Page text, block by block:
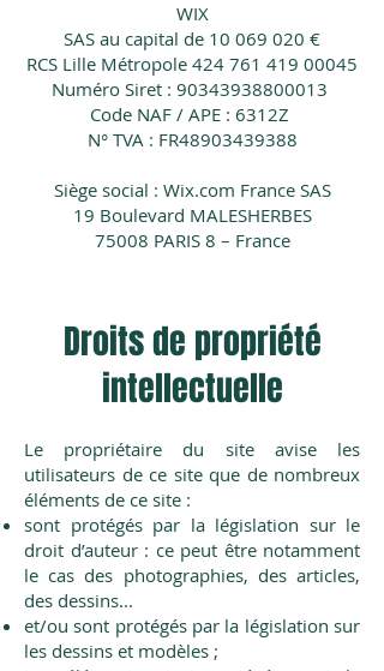
WIX
SAS au capital de 10 069 020 €
RCS Lille Métropole 424 761 419 00045
Numéro Siret : 90343938800013
Code NAF / APE : 6312Z
N° TVA : FR48903439388
Siège social : Wix.com France SAS
19 Boulevard MALESHERBES
75008 PARIS 8 – France
Droits de propriété
intellectuelle
Le propriétaire du site avise les
utilisateurs de ce site que de nombreux
éléments de ce site :
sont protégés par la législation sur le
droit d’auteur : ce peut être notamment
le cas des photographies, des articles,
des dessins...
et/ou sont protégés par la législation sur
les dessins et modèles ;